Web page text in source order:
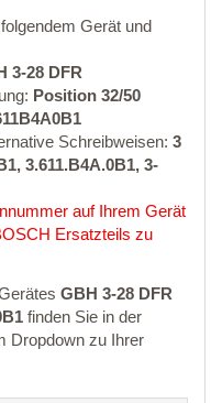
Gerät und
3-28 DFR
Position 32/50
Schreibweisen: 3
3.611.B4A.0B1, 3-
auf Ihrem Gerät
Ersatzteils zu
GBH 3-28 DFR
finden Sie in der
Dropdown zu Ihrer